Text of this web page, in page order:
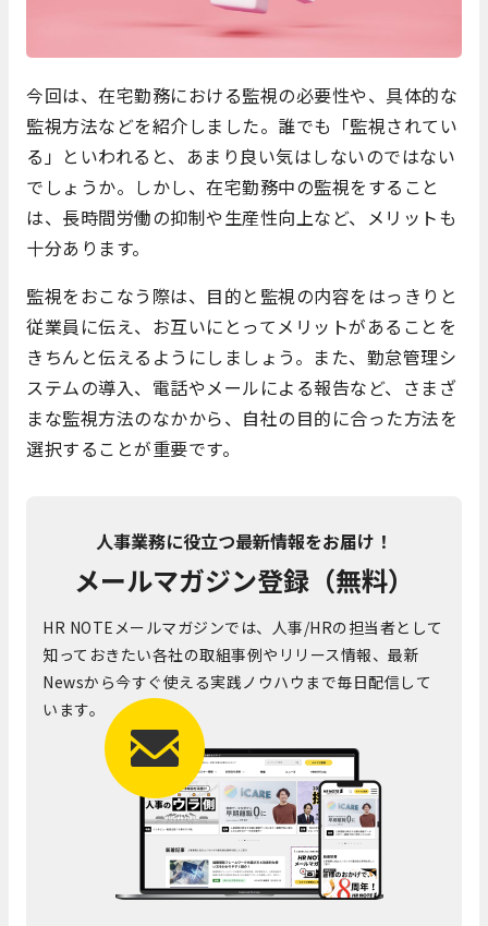
今回は、在宅勤務における監視の必要性や、具体的な
監視方法などを紹介しました。誰でも「監視されてい
る」といわれると、あまり良い気はしないのではない
でしょうか。しかし、在宅勤務中の監視をすること
は、長時間労働の抑制や生産性向上など、メリットも
十分あります。
監視をおこなう際は、目的と監視の内容をはっきりと
従業員に伝え、お互いにとってメリットがあることを
きちんと伝えるようにしましょう。また、勤怠管理シ
ステムの導入、電話やメールによる報告など、さまざ
まな監視方法のなかから、自社の目的に合った方法を
選択することが重要です。
人事業務に役立つ最新情報をお届け！
メールマガジン登録（無料）
HR NOTEメールマガジンでは、人事/HRの担当者として
知っておきたい各社の取組事例やリリース情報、最新
Newsから今すぐ使える実践ノウハウまで毎日配信して
います。